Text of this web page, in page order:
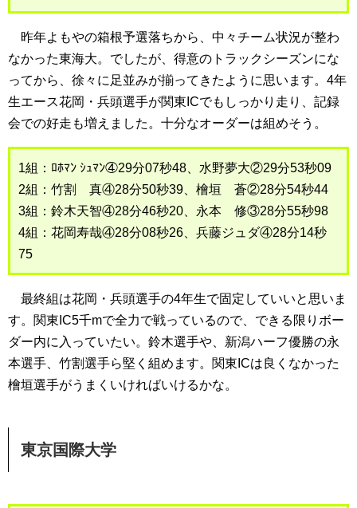
昨年よもやの箱根予選落ちから、中々チーム状況が整わ
なかった東海大。でしたが、得意のトラックシーズンにな
ってから、徐々に足並みが揃ってきたように思います。4年
生エース花岡・兵頭選手が関東ICでもしっかり走り、記録
会での好走も増えました。十分なオーダーは組めそう。
1組：ﾛﾎﾏﾝ ｼｭﾏﾝ④29分07秒48、水野夢大②29分53秒09
2組：竹割 真④28分50秒39、檜垣 蒼②28分54秒44
3組：鈴木天智④28分46秒20、永本 修③28分55秒98
4組：花岡寿哉④28分08秒26、兵藤ジュダ④28分14秒
75
最終組は花岡・兵頭選手の4年生で固定していいと思いま
す。関東IC5千mで全力で戦っているので、できる限りボー
ダー内に入っていたい。鈴木選手や、新潟ハーフ優勝の永
本選手、竹割選手ら堅く組めます。関東ICは良くなかった
檜垣選手がうまくいければいけるかな。
東京国際大学